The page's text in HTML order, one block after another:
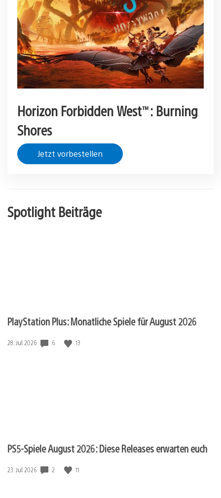
Horizon Forbidden West™: Burning
Shores
Jetzt vorbestellen
Spotlight Beiträge
PlayStation Plus: Monatliche Spiele für August 2026
Veröffentlichungsdatum:
28. Jul 2026 6 13
PS5-Spiele August 2026: Diese Releases erwarten euch
Veröffentlichungsdatum:
23. Jul 2026 2 11